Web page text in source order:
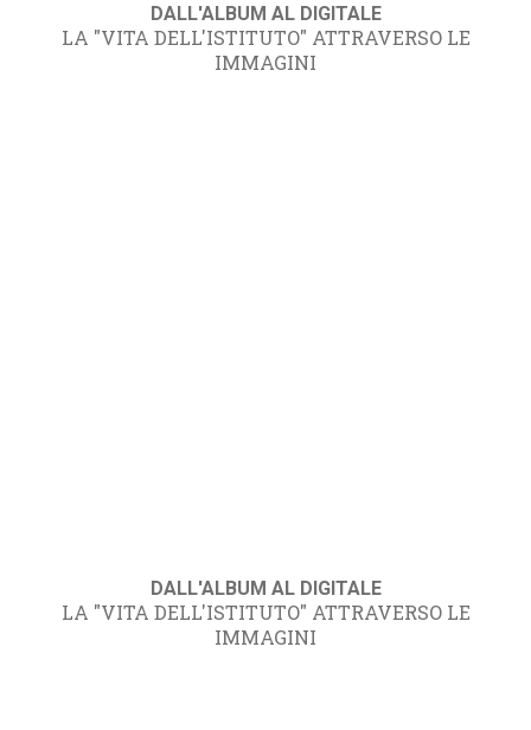
DALL'ALBUM AL DIGITALE
LA "VITA DELL'ISTITUTO" ATTRAVERSO LE
IMMAGINI
DALL'ALBUM AL DIGITALE
LA "VITA DELL'ISTITUTO" ATTRAVERSO LE
IMMAGINI